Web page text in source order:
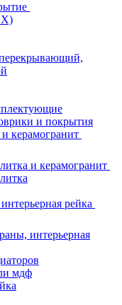
и покрытия
керамогранит
и керамогранит
рейка
интерьерная
мдф